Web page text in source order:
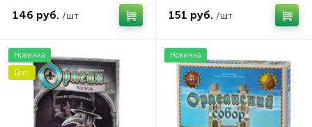
146 руб. /шт 151 руб. /шт
Новинка
Доп.
Новинка